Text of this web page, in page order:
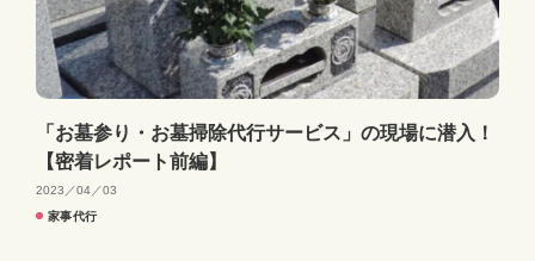
「お墓参り・お墓掃除代行サービス」の現場に潜入！
【密着レポート前編】
2023／04／03
家事代行